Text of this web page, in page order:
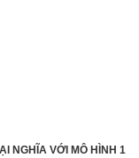
NGHĨA VỚI MÔ HÌNH 1